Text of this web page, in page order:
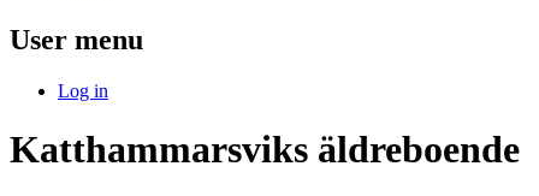
User menu
Log in
Katthammarsviks äldreboende